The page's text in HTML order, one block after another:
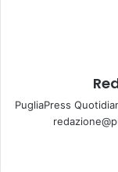
PugliaPress